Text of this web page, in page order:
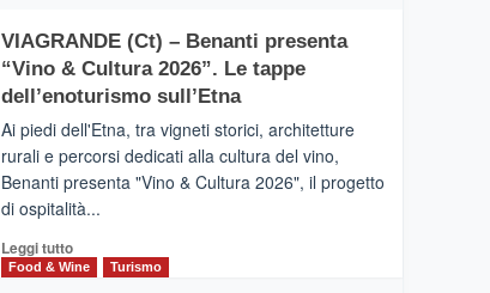
la
Valle
Alcantara
nei
primi
classifica
siciliana
IL
SAN
DOMENICO
TAORMINA,
UN
HOTEL
FOUR
PRESENTA
IL
VIAGRANDE (Ct) – Benanti presenta
“Vino & Cultura 2026”. Le tappe
dell’enoturismo sull’Etna
Ai piedi dell'Etna, tra vigneti storici, architetture
rurali e percorsi dedicati alla cultura del vino,
Benanti presenta "Vino & Cultura 2026", il progetto
di ospitalità...
Leggi tuttoLeggi
di
Food & Wine Turismo